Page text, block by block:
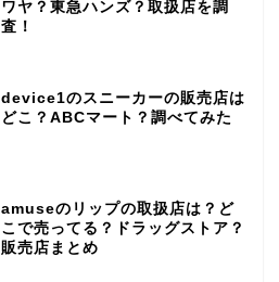
ワヤ？東急ハンズ？取扱店を調
査！
device1のスニーカーの販売店は
どこ？ABCマート？調べてみた
amuseのリップの取扱店は？ど
こで売ってる？ドラッグストア？
販売店まとめ